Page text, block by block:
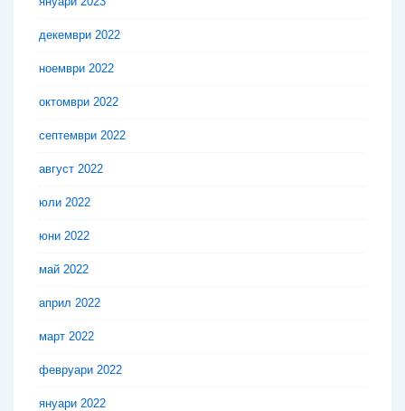
декември 2022
ноември 2022
октомври 2022
септември 2022
август 2022
юли 2022
юни 2022
май 2022
април 2022
март 2022
февруари 2022
януари 2022